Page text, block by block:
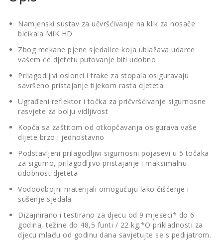
Namjenski sustav za učvršćivanje na klik za nosače
bicikala MIK HD
Zbog mekane pjene sjedalice koja ublažava udarce
vašem će djetetu putovanje biti udobno
Prilagodljivi oslonci i trake za stopala osiguravaju
savršeno pristajanje tijekom rasta djeteta
Ugrađeni reflektor i točka za pričvršćivanje sigurnosne
rasvjete za bolju vidljivost
Kopča sa zaštitom od otkopčavanja osigurava vaše
dijete brzo i jednostavno
Podstavljeni prilagodljivi sigurnosni pojasevi u 5 točaka
za sigurno, prilagodljivo pristajanje i maksimalnu
udobnost djeteta
Vodoodbojni materijali omogućuju lako čišćenje i
sušenje sjedala
Dizajnirano i testirano za djecu od 9 mjeseci* do 6
godina, težine do 48,5 funti / 22 kg.*O prikladnosti za
djecu mlađu od godinu dana savjetujte se s pedijatrom.